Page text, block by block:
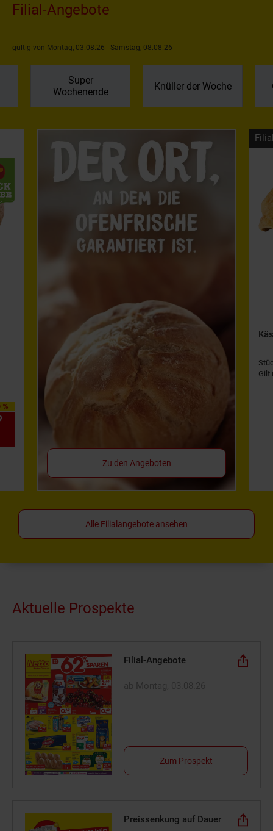
Filial-Angebote
gültig von Montag, 03.08.26 - Samstag, 08.08.26
Super
Wochenende
Knüller der Woche
%
Zu den Angeboten
Gilt
Alle Filialangebote ansehen
Aktuelle Prospekte
Filial-Angebote
Zum Prospekt
Preissenkung auf Dauer